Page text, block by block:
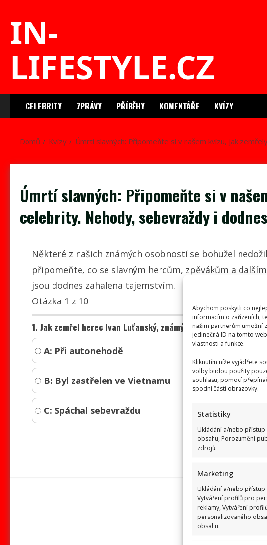
Abychom poskytli co
informacím o zařízeních,
našim partnerům umožní
jedinečná ID na tomto
vlastnosti a funkce.
Kliknutím níže vyjádřete
volby budou použity
souhlasu, pomocí
spodní části obrazovky.
Statistiky
Ukládání a/nebo přístup
obsahu, Porozumění
zdrojů.
Marketing
Ukládání a/nebo přístup
Vytváření profilů pro
reklamy, Vytváření
personalizovaného
obsahu.
IN-
LIFESTYLE.CZ
CELEBRITY ZPRÁVY PŘÍBĚHY KOMENTÁŘE KVÍZY
Domů Kvízy Úmrtí slavných: Připomeňte si v našem kvízu, jak
Úmrtí slavných: Připomeňte si v
celebrity. Nehody, sebevraždy i
Některé z našich známých osobností se bohužel
připomeňte, co se slavným hercům, zpěvákům a
jsou dodnes zahalena tajemstvím.
Otázka 1 z 10
1. Jak zemřel herec Ivan Luťanský, známý třeba z pohádky O
A: Při autonehodě
B: Byl zastřelen ve Vietnamu
C: Spáchal sebevraždu